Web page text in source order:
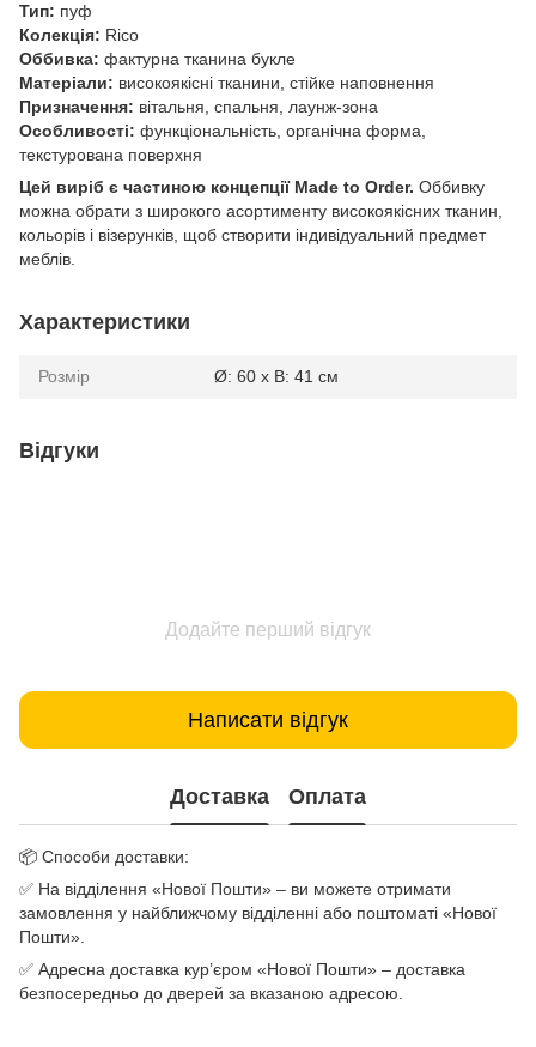
Тип: пуф
Колекція: Rico
Оббивка: фактурна тканина букле
Матеріали: високоякісні тканини, стійке наповнення
Призначення: вітальня, спальня, лаунж-зона
Особливості: функціональність, органічна форма,
текстурована поверхня
Цей виріб є частиною концепції Made to Order. Оббивку
можна обрати з широкого асортименту високоякісних тканин,
кольорів і візерунків, щоб створити індивідуальний предмет
меблів.
Характеристики
Розмір Ø: 60 x В: 41 ​​см
Відгуки
Додайте перший відгук
Написати відгук
Доставка Оплата
📦 Способи доставки:
✅ На відділення «Нової Пошти» – ви можете отримати
замовлення у найближчому відділенні або поштоматі «Нової
Пошти».
✅ Адресна доставка кур’єром «Нової Пошти» – доставка
безпосередньо до дверей за вказаною адресою.